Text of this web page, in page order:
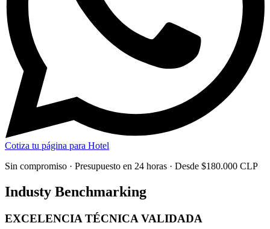
Cotiza tu página para Hotel
Sin compromiso · Presupuesto en 24 horas · Desde $180.000 CLP
Industy Benchmarking
EXCELENCIA TÉCNICA VALIDADA